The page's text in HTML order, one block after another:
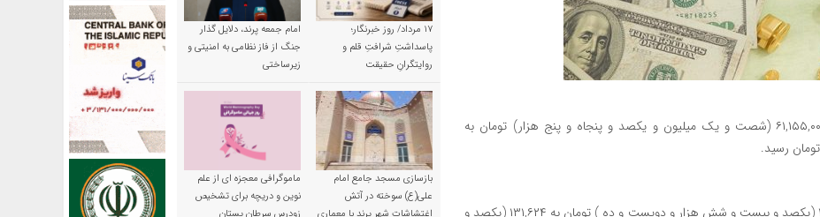
هر مثقال طلا ۱۸ عیار امروز با کاهش ۰.۴۲ درصدی، از ۶۱,۱۵۵,۰۰۰ (شصت و یک میلیون و یکصد و پنجاه و پنج هزار) تومان به
مبادله ای امروز با افزایش ۴.۱۱ درصدی، از ۱۲۶,۲۱۰ (یکصد و بیست و شش هزار و دویست و ده ) تومان به ۱۳۱,۶۲۴ (یکصد و
۱۷ مرداد/ روز خبرنگار؛
پاسداشتِ شرافتِ قلم و
روایتگرانِ حقیقت
امام جمعه پرند، دلایل گذار
جنگ از فاز نظامی به امنیتی و
زیرساختی
بازسازی مسجد جامع امام
علی(ع) سوخته در آتش
ماموگرافی معجزه ای از علم
نوین و دریچه برای تشخیص